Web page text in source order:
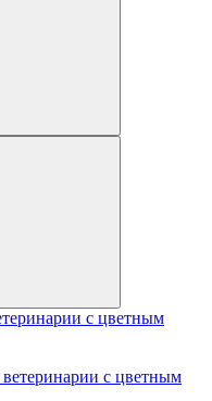
с цветным